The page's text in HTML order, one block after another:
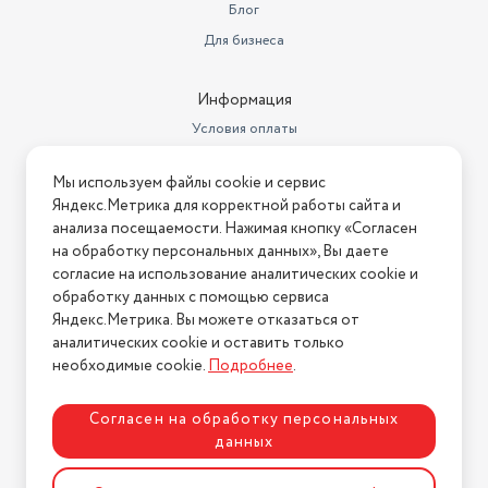
24.50x106x20 см
3.8 м
Блог
Для бизнеса
Информация
Условия оплаты
Условия возврата
Нашли ошибку на сайте? Напишите нам
2026 © Интернет-магазин "АстМаркет". У нас есть всё!
Политика конфиденциальности
Разработка сайтаASTDESIGN
Мы используем файлы cookie и сервис
Яндекс.Метрика для корректной работы сайта и
анализа посещаемости. Нажимая кнопку «Согласен
на обработку персональных данных», Вы даете
согласие на использование аналитических cookie и
обработку данных с помощью сервиса
Яндекс.Метрика. Вы можете отказаться от
аналитических cookie и оставить только
необходимые cookie.Подробнее.
Согласен на обработку персональных
данных